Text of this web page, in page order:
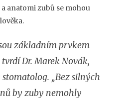
anatomi zubů se mohou
základním prvkem
Dr. Marek Novák,
„Bez silných
by zuby nemohly